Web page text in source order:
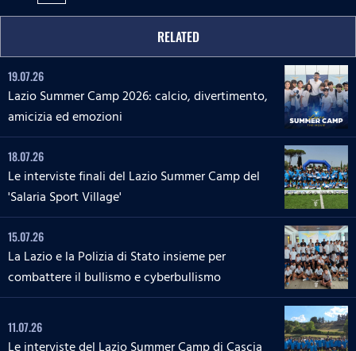
RELATED
19.07.26
Lazio Summer Camp 2026: calcio, divertimento,
amicizia ed emozioni
18.07.26
Le interviste finali del Lazio Summer Camp del
'Salaria Sport Village'
15.07.26
La Lazio e la Polizia di Stato insieme per
combattere il bullismo e cyberbullismo
11.07.26